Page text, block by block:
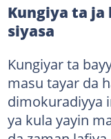
Kungiya ta
siyasa
Kungiyar ta
masu tayar da
dimokuradiyya
ya kula yayin